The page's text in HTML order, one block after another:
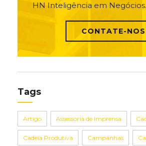
HN Inteligência em Negócios.
CONTATE-NOS
Tags
Artigo Assessoria de Imprensa
Cadeia Produtiva Campanhas